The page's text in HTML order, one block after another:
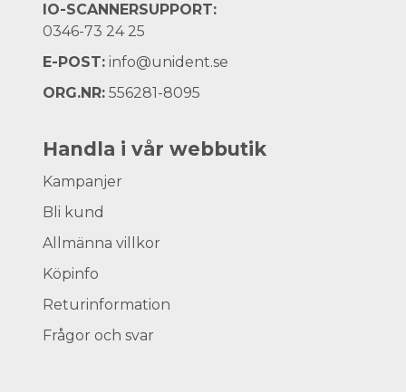
IO-SCANNERSUPPORT:
0346-73 24 25
E-POST: info@unident.se
ORG.NR: 556281-8095
Handla i vår webbutik
Kampanjer
Bli kund
Allmänna villkor
Köpinfo
Returinformation
Frågor och svar